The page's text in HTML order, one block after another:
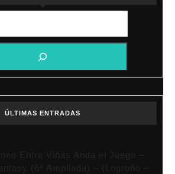
ÚLTIMAS ENTRADAS
Entre Viñas Anda el Juego –
(6ª Ampliada) – (Logroño –